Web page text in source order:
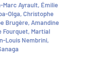
Marc Ayrault, Émilie
Olga, Christophe
Brugère, Amandine
Fourquet, Martial
Louis Nembrini,